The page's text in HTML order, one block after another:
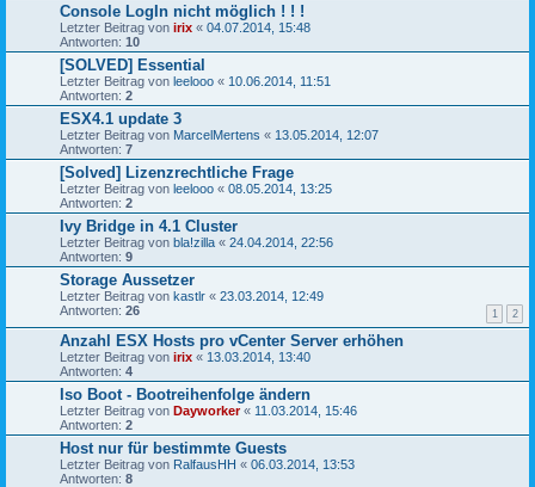
Console LogIn nicht möglich ! ! !
Letzter Beitrag von irix « 04.07.2014, 15:48
Antworten: 10
[SOLVED] Essential
Letzter Beitrag von leelooo « 10.06.2014, 11:51
Antworten: 2
ESX4.1 update 3
Letzter Beitrag von MarcelMertens « 13.05.2014, 12:07
Antworten: 7
[Solved] Lizenzrechtliche Frage
Letzter Beitrag von leelooo « 08.05.2014, 13:25
Antworten: 2
Ivy Bridge in 4.1 Cluster
Letzter Beitrag von bla!zilla « 24.04.2014, 22:56
Antworten: 9
Storage Aussetzer
Letzter Beitrag von kastlr « 23.03.2014, 12:49
Antworten: 26 1 2
Anzahl ESX Hosts pro vCenter Server erhöhen
Letzter Beitrag von irix « 13.03.2014, 13:40
Antworten: 4
Iso Boot - Bootreihenfolge ändern
Letzter Beitrag von Dayworker« 11.03.2014, 15:46
Antworten: 2
Host nur für bestimmte Guests
Letzter Beitrag von RalfausHH « 06.03.2014, 13:53
Antworten: 8